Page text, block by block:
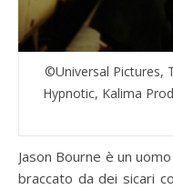
©Universal Pictures,
Hypnotic, Kalima
Jason Bourne è un
braccato da dei sicari